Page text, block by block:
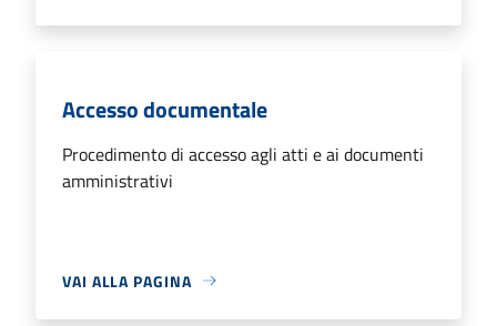
Accesso documentale
Procedimento di accesso agli atti e ai documenti
amministrativi
VAI ALLA PAGINA